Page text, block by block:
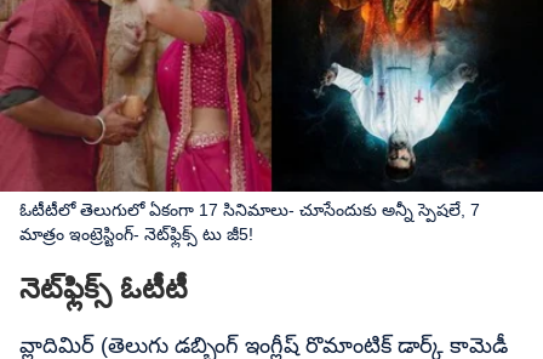
ఓటీటీలో తెలుగులో ఏకంగా 17 సినిమాలు- చూసేందుకు అన్నీ స్పెషలే, 7
మాత్రం ఇంట్రెస్టింగ్- నెట్‌ఫ్లిక్స్ టు జీ5!
నెట్‌ఫ్లిక్స్ ఓటీటీ
వ్లాదిమిర్ (తెలుగు డబ్బింగ్ ఇంగ్లీష్ రొమాంటిక్ డార్క్ కామెడీ